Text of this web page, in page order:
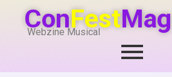
ConFestMag
Webzine Musical